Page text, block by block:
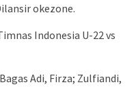
okezone.
Indonesia U-22 vs
Adi, Firza; Zulfiandi,